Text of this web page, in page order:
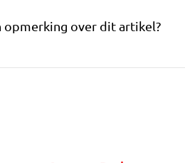
opmerking over dit artikel?